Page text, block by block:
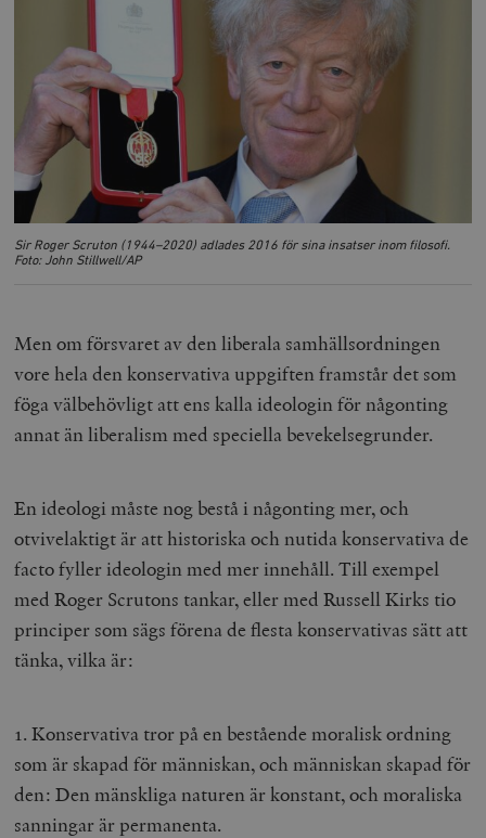
Sir Roger Scruton (1944–2020) adlades 2016 för sina insatser inom filosofi.
Foto: John Stillwell/AP
Men om försvaret av den liberala samhällsordningen
vore hela den konservativa uppgiften framstår det som
föga välbehövligt att ens kalla ideologin för någonting
annat än liberalism med speciella bevekelsegrunder.
En ideologi måste nog bestå i någonting mer, och
otvivelaktigt är att historiska och nutida konservativa de
facto fyller ideologin med mer innehåll. Till exempel
med Roger Scrutons tankar, eller med Russell Kirks tio
principer som sägs förena de flesta konservativas sätt att
tänka, vilka är:
1. Konservativa tror på en bestående moralisk ordning
som är skapad för människan, och människan skapad för
den: Den mänskliga naturen är konstant, och moraliska
sanningar är permanenta.